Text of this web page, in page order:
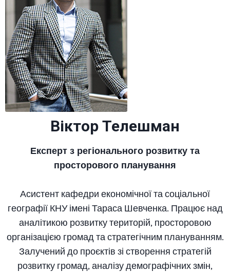
Віктор Телешман
Експерт з регіонального розвитку та
просторового планування
Асистент кафедри економічної та соціальної
географії КНУ імені Тараса Шевченка. Працює над
аналітикою розвитку територій, просторовою
організацією громад та стратегічним плануванням.
Залучений до проєктів зі створення стратегій
розвитку громад, аналізу демографічних змін,